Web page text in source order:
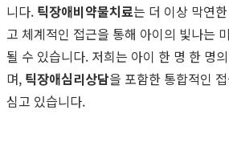
니다. 틱장애비약물치료는 더 이상 막연
고 체계적인 접근을 통해 아이의 빛나는
될 수 있습니다. 저희는 아이 한 명 한 명
며, 틱장애심리상담을 포함한 통합적인
심고 있습니다.